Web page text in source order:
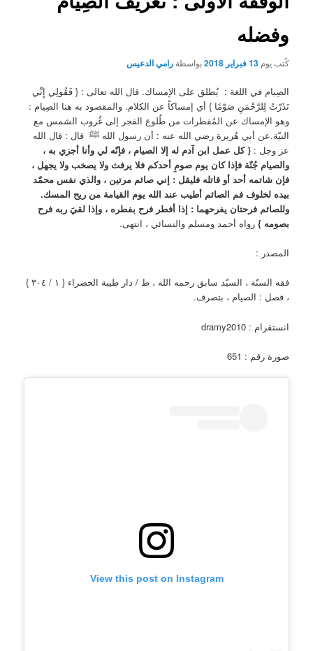
وفضله
كُتب يوم13 فبراير 2018 بواسطةرامي الدعيس
الصِيام في اللغة : يُطلق على الإمساك. قال الله تعالى : { فَقُولِي إِنِّي
نَذَرْتُ لِلرَّحْمَنِ صَوْمًا } أي إمساكاً عن الكلام. والمقصود به هنا الصِيام :
وهو الإمساك عن المُفطرات من طُلوع الفجر إلى غُروب الشمس مع
النيّة.عن أبي هُريرة رضي الله عنه : أن رسول الله ﷺ قال : قال الله
عز وجل :{ كل عمل ابن آدم له إلا الصيام ، فإنّه لي وأنا أجزي به ،
والصيام جُنّة فإذا كان يوم صومِ أحدكم فلا يرفث ولا يصخب ولا يجهل ،
فإن شاتمه أحد أو قاتله فليقل : إني صائم مرتين ، والذي نفس محمّد
بيده لخلوف فم الصائم أطيب عند الله يوم القيامة من ريح المسك.
وللصائم فرحتان يفرحهما : إذا أفطر فرح بفطره ، وإذا لقيَ ربه فرح
بصومه } رواه أحمد ومسلم والنسائي ، انتهى.
المصدر :
فقه السنّة ، السيّد سابق رحمه الله ، ط / دار طيبة الخضراء { ١ / ٣٠٤ }
، فصل : الصيام ، بتصرف.
انستقرام : dramy2010
صورة رقم : 651
View this post on Instagram